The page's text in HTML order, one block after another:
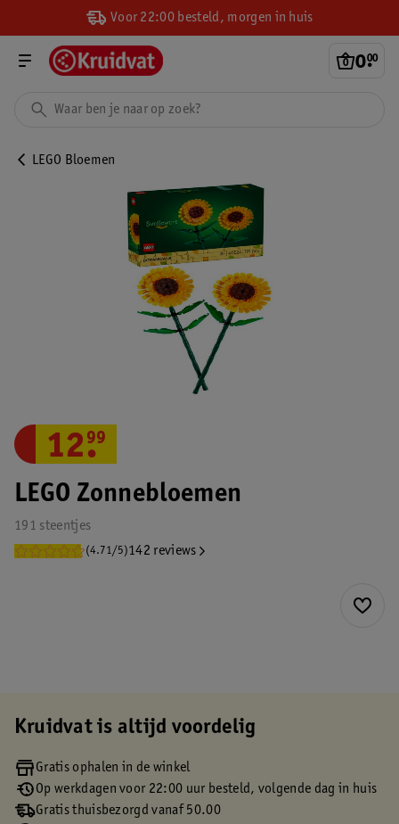
Voor 22:00 besteld, morgen in huis
0.
00
LEGO Bloemen
LEGO Zonnebloemen
191 steentjes
(4.71/5)142 reviews
12.
99
Kruidvat is altijd voordelig
Gratis ophalen in de winkel
Op werkdagen voor 22:00 uur besteld, volgende dag in huis
Gratis thuisbezorgd vanaf 50.00